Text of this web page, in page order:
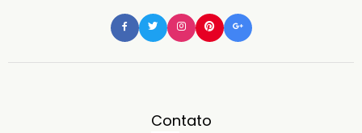
Contato